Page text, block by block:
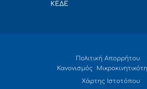
ΚΕΔΕ
Πολιτική Απορρήτου
Κανονισμός
Χάρτης Ιστοτόπου